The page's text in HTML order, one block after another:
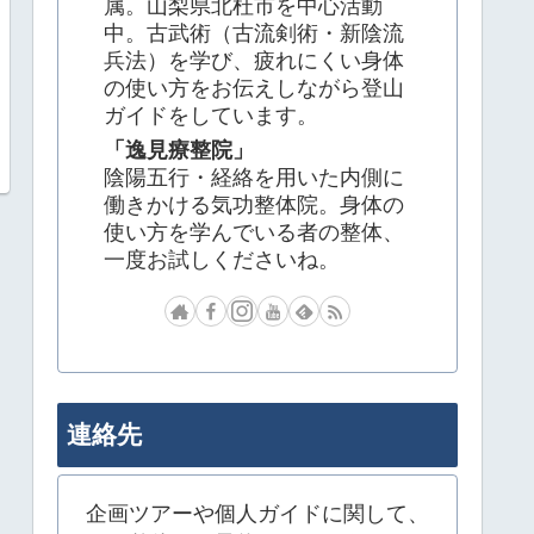
属。山梨県北杜市を中心活動
中。古武術（古流剣術・新陰流
兵法）を学び、疲れにくい身体
の使い方をお伝えしながら登山
ガイドをしています。
「逸見療整院」
陰陽五行・経絡を用いた内側に
働きかける気功整体院。身体の
使い方を学んでいる者の整体、
一度お試しくださいね。
連絡先
企画ツアーや個人ガイドに関して、